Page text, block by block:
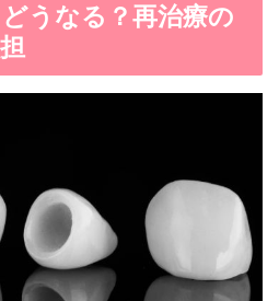
うなる？再治療の